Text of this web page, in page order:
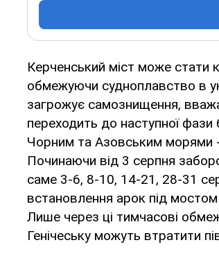
Керченський міст може стати
обмежуючи судноплавство в
загрожує самознищення,
переходить до наступної
Чорним та Азовським морями
Починаючи від 3 серпня
саме 3-6, 8-10, 14-21, 28-31
встановлення арок під
Лише через ці тимчасові
Генічеську можуть втратити